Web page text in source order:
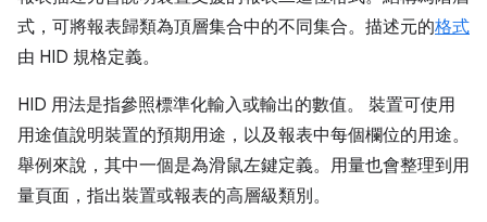
式，可將報表歸類為頂層集合中的不同集合。描述元的格式
由 HID 規格定義。
HID 用法是指參照標準化輸入或輸出的數值。 裝置可使用
用途值說明裝置的預期用途，以及報表中每個欄位的用途。
舉例來說，其中一個是為滑鼠左鍵定義。用量也會整理到用
量頁面，指出裝置或報表的高層級類別。